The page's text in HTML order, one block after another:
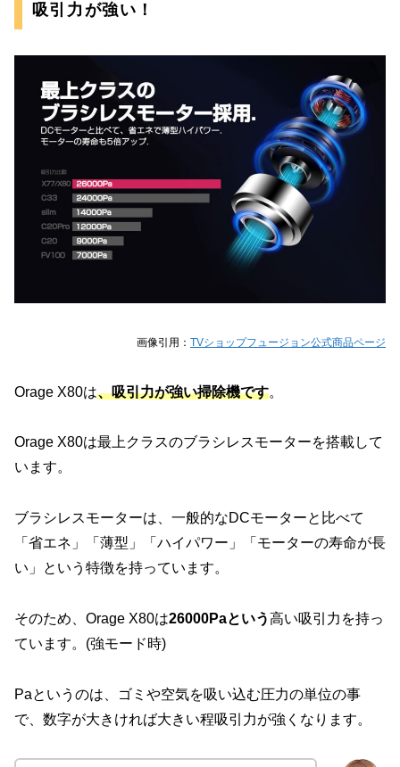
吸引力が強い！
画像引用： TVショップフュージョン公式商品ページ
Orage X80は、吸引力が強い掃除機です。
Orage X80は最上クラスのブラシレスモーターを搭載して
います。
ブラシレスモーターは、一般的なDCモーターと比べて
「省エネ」「薄型」「ハイパワー」「モーターの寿命が長
い」という特徴を持っています。
そのため、Orage X80は26000Paという高い吸引力を持っ
ています。(強モード時)
Paというのは、ゴミや空気を吸い込む圧力の単位の事
で、数字が大きければ大きい程吸引力が強くなります。